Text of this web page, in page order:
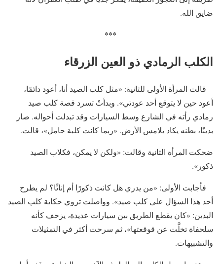
ضايق الله.
***
الكلب الرمادي ذو العين الزرقاء
قالت المرأة الأولى للثانية: «مثل كلب الصيد أنا، أعود دائمًا،
أعود حين لا يتوقع أحد عودتي». وبدأتْ تسرد قصة كلب صيد
رمادي رأته في الشارع وسط السيارات وقد تبدلت أحواله. صار
بدينًا، بطنه يكاد يلامس الأرض. «ربما كانت كلبة حامل»، قالت.
ضحكت المرأة الثانية وقالت: «ولكن لا يمكن، فكلاب الصيد
ذكور».
فأجابت الأولى: «من يدري هل كانت ذكورًا أم إناثًا؟ لم يطرح
أحد هذا السؤال على كلب صيد». وواصلت تروي حكاية كلب الصيد
البدين: «كان يقطع الطريق بين سيارات عديدة، يزحف كأنه
سلحفاة تخلَّت عن قوقعتها»، ثم سرحت أكثر في التمثيلات
والتشبيهات.